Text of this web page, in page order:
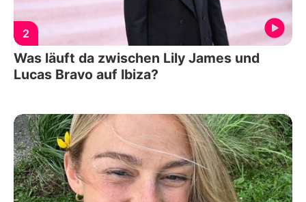
2
Was läuft da zwischen Lily James und
Lucas Bravo auf Ibiza?